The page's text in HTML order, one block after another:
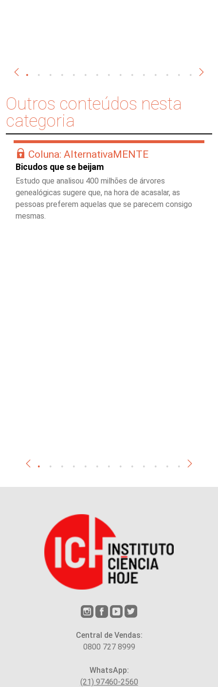
Outros conteúdos nesta
categoria
Coluna: AlternativaMENTE
Bicudos que se beijam
Estudo que analisou 400 milhões de árvores
genealógicas sugere que, na hora de acasalar, as
pessoas preferem aquelas que se parecem consigo
mesmas.
Central de Vendas:
0800 727 8999
WhatsApp:
(21) 97460-2560